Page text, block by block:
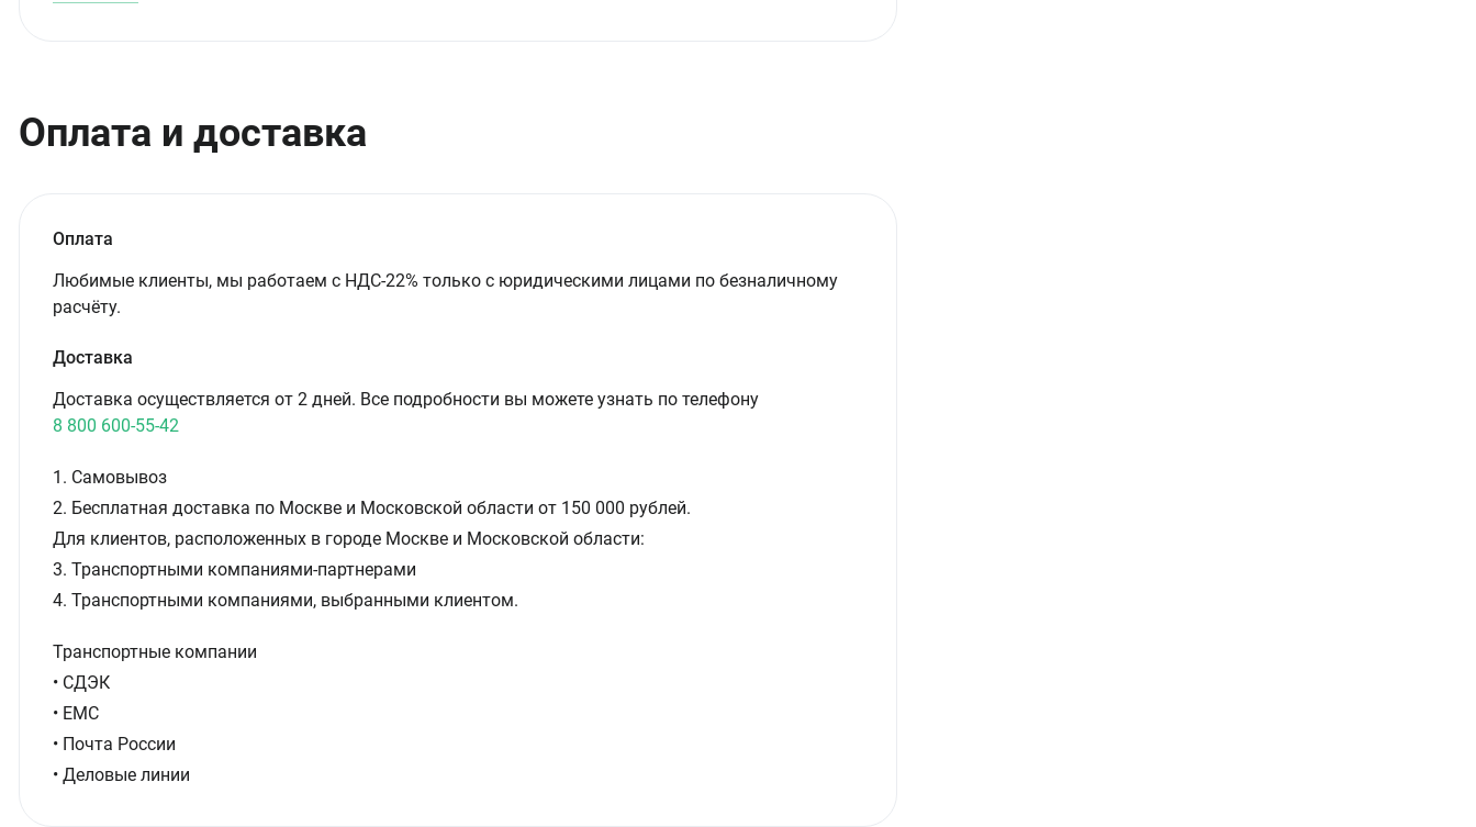
Оплата и доставка
Оплата
Любимые клиенты, мы работаем с НДС-22% только с юридическими лицами по безналичному
расчёту.
Доставка
Доставка осуществляется от 2 дней. Все подробности вы можете узнать по телефону
8 800 600-55-42
1. Самовывоз
2. Бесплатная доставка по Москве и Московской области от 150 000 рублей.
Для клиентов, расположенных в городе Москве и Московской области:
3. Транспортными компаниями-партнерами
4. Транспортными компаниями, выбранными клиентом.
Транспортные компании
• СДЭК
• ЕМС
• Почта России
• Деловые линии